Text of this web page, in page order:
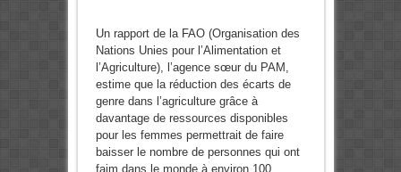
Un rapport de la FAO (Organisation des
Nations Unies pour l’Alimentation et
l’Agriculture), l’agence sœur du PAM,
estime que la réduction des écarts de
genre dans l’agriculture grâce à
davantage de ressources disponibles
pour les femmes permettrait de faire
baisser le nombre de personnes qui ont
faim dans le monde à environ 100